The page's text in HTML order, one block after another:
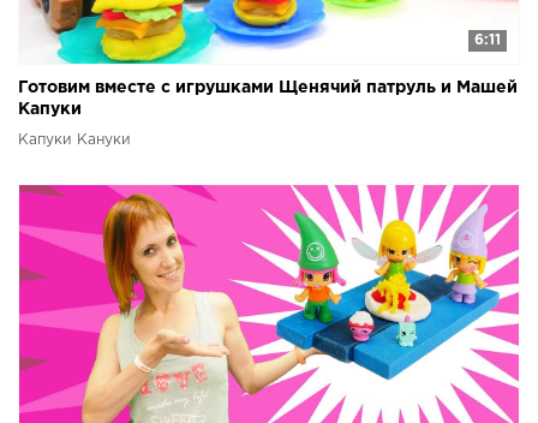
6:11
Готовим вместе с игрушками Щенячий патруль и Машей
Капуки
Капуки Кануки